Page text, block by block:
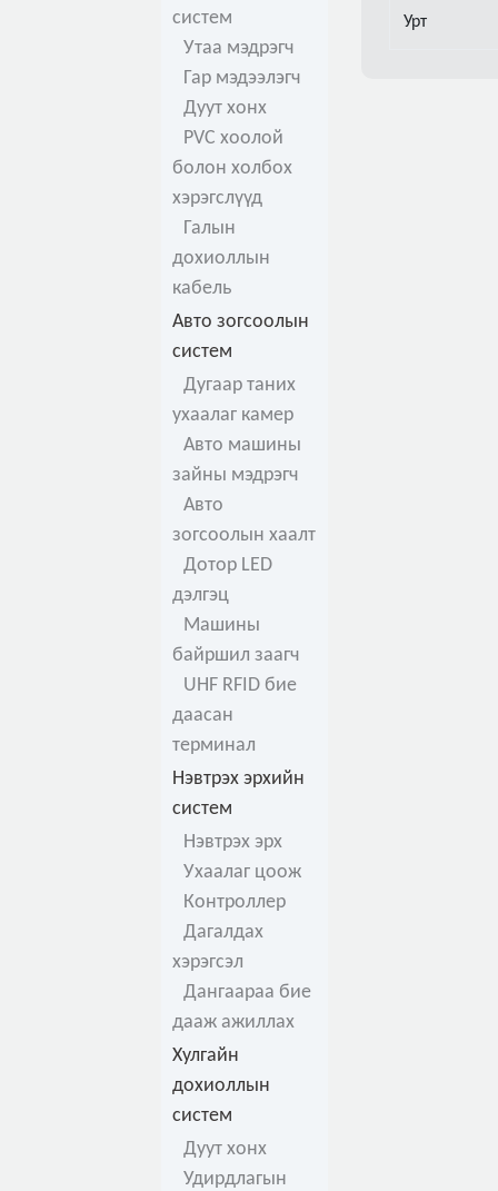
систем
Утаа мэдрэгч
Гар мэдээлэгч
Дуут хонх
PVC хоолой
болон холбох
хэрэгслүүд
Галын
дохиоллын
кабель
Авто зогсоолын
систем
Дугаар таних
ухаалаг камер
Авто машины
зайны мэдрэгч
Авто
зогсоолын хаалт
Дотор LED
дэлгэц
Машины
байршил заагч
UHF RFID бие
даасан
терминал
Нэвтрэх эрхийн
систем
Нэвтрэх эрх
Ухаалаг цоож
Контроллер
Дагалдах
хэрэгсэл
Дангаараа бие
дааж ажиллах
Хулгайн
дохиоллын
систем
Дуут хонх
Удирдлагын
Урт